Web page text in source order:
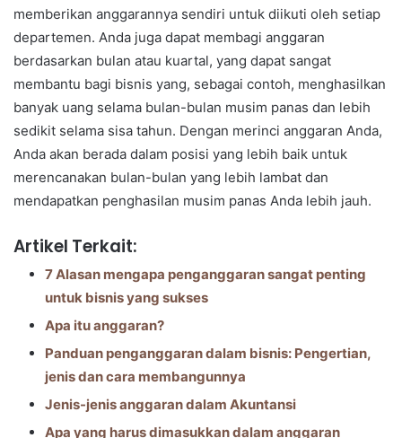
memberikan anggarannya sendiri untuk diikuti oleh setiap
departemen. Anda juga dapat membagi anggaran
berdasarkan bulan atau kuartal, yang dapat sangat
membantu bagi bisnis yang, sebagai contoh, menghasilkan
banyak uang selama bulan-bulan musim panas dan lebih
sedikit selama sisa tahun. Dengan merinci anggaran Anda,
Anda akan berada dalam posisi yang lebih baik untuk
merencanakan bulan-bulan yang lebih lambat dan
mendapatkan penghasilan musim panas Anda lebih jauh.
Artikel Terkait:
7 Alasan mengapa penganggaran sangat penting
untuk bisnis yang sukses
Apa itu anggaran?
Panduan penganggaran dalam bisnis: Pengertian,
jenis dan cara membangunnya
Jenis-jenis anggaran dalam Akuntansi
Apa yang harus dimasukkan dalam anggaran